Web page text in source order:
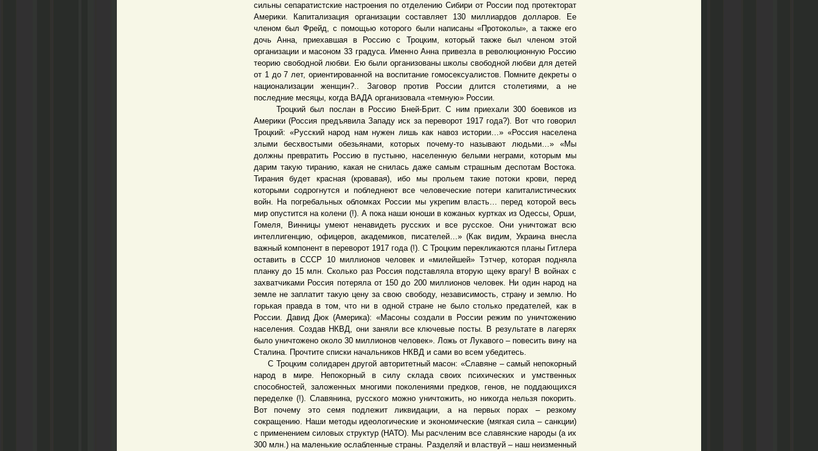
сильны сепаратистские настроения по отделению Сибири от России под протекторат
Америки. Капитализация организации составляет 130 миллиардов долларов. Ее
членом был Фрейд, с помощью которого были написаны «Протоколы», а также его
дочь Анна, приехавшая в Россию с Троцким, который также был членом этой
организации и масоном 33 градуса. Именно Анна привезла в революционную Россию
теорию свободной любви. Ею были организованы школы свободной любви для детей
от 1 до 7 лет, ориентированной на воспитание гомосексуалистов. Помните декреты о
национализации женщин?.. Заговор против России длится столетиями, а не
последние месяцы, когда ВАДА организовала «темную» России.
Троцкий был послан в Россию Бней-Брит. С ним приехали 300 боевиков из
Америки (Россия предъявила Западу иск за переворот 1917 года?). Вот что говорил
Троцкий: «Русский народ нам нужен лишь как навоз истории…» «Россия населена
злыми бесхвостыми обезьянами, которых почему-то называют людьми…» «Мы
должны превратить Россию в пустыню, населенную белыми неграми, которым мы
дарим такую тиранию, какая не снилась даже самым страшным деспотам Востока.
Тирания будет красная (кровавая), ибо мы прольем такие потоки крови, перед
которыми содрогнутся и побледнеют все человеческие потери капиталистических
войн. На погребальных обломках России мы укрепим власть… перед которой весь
мир опустится на колени (!). А пока наши юноши в кожаных куртках из Одессы, Орши,
Гомеля, Винницы умеют ненавидеть русских и все русское. Они уничтожат всю
интеллигенцию, офицеров, академиков, писателей…» (Как видим, Украина внесла
важный компонент в переворот 1917 года (!). С Троцким перекликаются планы Гитлера
оставить в СССР 10 миллионов человек и «милейшей» Тэтчер, которая подняла
планку до 15 млн. Сколько раз Россия подставляла вторую щеку врагу! В войнах с
захватчиками Россия потеряла от 150 до 200 миллионов человек. Ни один народ на
земле не заплатит такую цену за свою свободу, независимость, страну и землю. Но
горькая правда в том, что ни в одной стране не было столько предателей, как в
России. Давид Дюк (Америка): «Масоны создали в России режим по уничтожению
населения. Создав НКВД, они заняли все ключевые посты. В результате в лагерях
было уничтожено около 30 миллионов человек». Ложь от Лукавого – повесить вину на
Сталина. Прочтите списки начальников НКВД и сами во всем убедитесь.
С Троцким солидарен другой авторитетный масон: «Славяне – самый непокорный
народ в мире. Непокорный в силу склада своих психических и умственных
способностей, заложенных многими поколениями предков, генов, не поддающихся
переделке (!). Славянина, русского можно уничтожить, но никогда нельзя покорить.
Вот почему это семя подлежит ликвидации, а на первых порах – резкому
сокращению. Наши методы идеологические и экономические (мягкая сила – санкции)
с применением силовых структур (НАТО). Мы расчленим все славянские народы (а их
300 млн.) на маленькие ослабленные страны. Разделяй и властвуй – наш неизменный